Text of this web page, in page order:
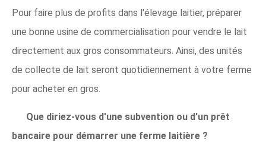
Pour faire plus de profits dans l'élevage laitier, préparer
une bonne usine de commercialisation pour vendre le lait
directement aux gros consommateurs. Ainsi, des unités
de collecte de lait seront quotidiennement à votre ferme
pour acheter en gros.
Que diriez-vous d'une subvention ou d'un prêt
bancaire pour démarrer une ferme laitière ?